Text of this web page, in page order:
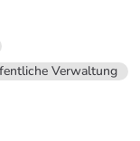
Verwaltung